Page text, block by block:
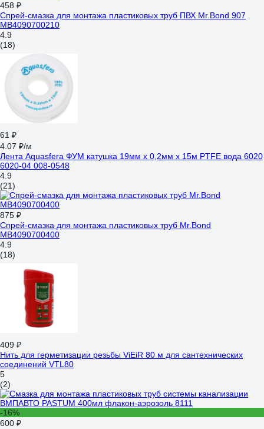
458 ₽
Спрей-смазка для монтажа пластиковых труб ПВХ Mr.Bond 907
MB4090700210
4.9
(18)
61 ₽
4.07 ₽/м
Лента Aquasfera ФУМ катушка 19мм х 0,2мм х 15м PTFE вода 6020
6020-04 008-0548
4.9
(21)
875 ₽
Спрей-смазка для монтажа пластиковых труб Mr.Bond
MB4090700400
4.9
(18)
409 ₽
Нить для герметизации резьбы ViEiR 80 м для сантехнических
соединений VTL80
5
(2)
-16%
600 ₽